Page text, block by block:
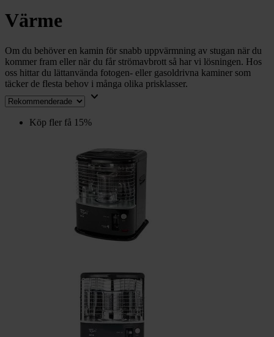
Grill & Fritid
Reservdelar chevron_right
Värme
Om du behöver en kamin för snabb uppvärmning av stugan när du
kommer fram eller när du får strömavbrott så har vi lösningen. Hos
oss hittar du lättanvända fotogen- eller gasoldrivna kaminer som
täcker de flesta behov i många olika prisklasser.
keyboard_arrow_down
Köp fler få 15%